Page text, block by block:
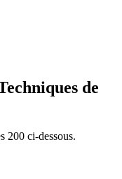
de
200 ci-dessous.